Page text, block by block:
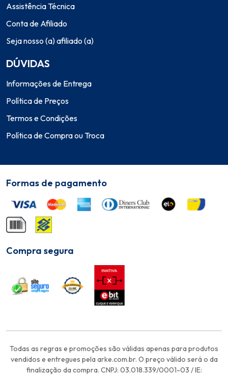
Assistência Técnica
Conta de Afiliado
Seja nosso (a) afiliado (a)
DÚVIDAS
Informações de Entrega
Política de Preços
Termos e Condições
Política de Compra ou Troca
Formas de pagamento
Compra segura
Todas as regras e promoções são válidas apenas para produtos
vendidos e entregues pela arke.com.br. O preço válido será o da
finalização da compra. CNPJ: 03.018.339/0001-03 / IE: